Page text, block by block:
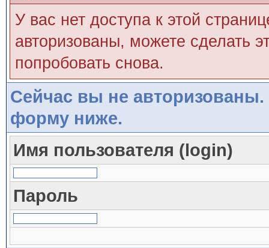
У вас нет доступа к этой
авторизованы, можете сделать
попробовать снова.
Сейчас вы не авторизованы.
форму ниже.
Имя пользователя (login)
Пароль